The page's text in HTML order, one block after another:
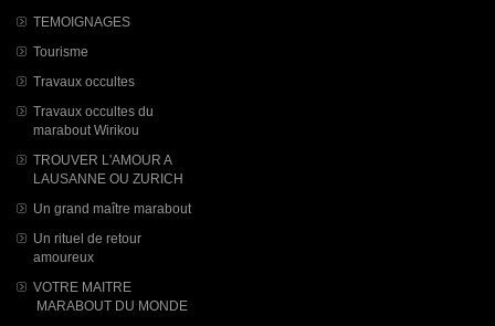
TEMOIGNAGES
Tourisme
Travaux occultes
Travaux occultes du
marabout Wirikou
TROUVER L'AMOUR A
LAUSANNE OU ZURICH
Un grand maître marabout
Un rituel de retour
amoureux
VOTRE MAITRE
MARABOUT DU MONDE